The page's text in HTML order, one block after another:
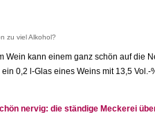
zu viel Alkohol?
Wein kann einem ganz schön auf die
0,2 l-Glas eines Weins mit 13,5
nervig: die ständige Meckerei